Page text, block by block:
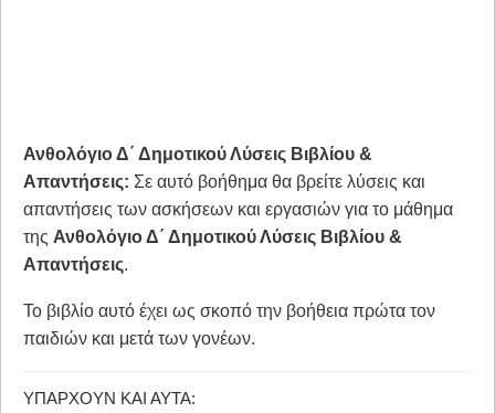
Ανθολόγιο Δ΄ Δημοτικού Λύσεις Βιβλίου &
Απαντήσεις: Σε αυτό βοήθημα θα βρείτε λύσεις και
απαντήσεις των ασκήσεων και εργασιών για το μάθημα
της Ανθολόγιο Δ΄ Δημοτικού Λύσεις Βιβλίου &
Απαντήσεις.
Το βιβλίο αυτό έχει ως σκοπό την βοήθεια πρώτα τον
παιδιών και μετά των γονέων.
ΥΠΆΡΧΟΥΝ ΚΑΙ ΑΥΤΆ: